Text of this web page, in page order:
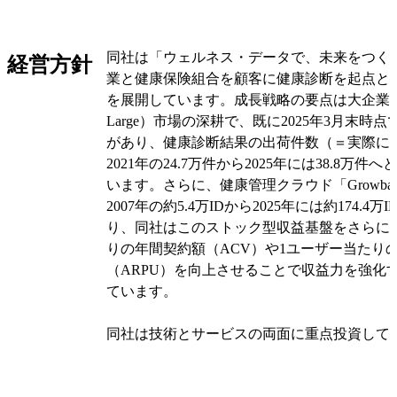
で、取引先は多数に上ります。収益は受診者
じたストック型課金が中心で契約継続率が非
i-Wellnessの年額利用料は約4,300円/ID、
円/IDといった課金モデルを基本に安定収益
す。
事業は大きく健診ソリューション、健康管理
関等支援の三本柱に分かれます。健診ソリュ
の医療機関とのネットワークを通じて予約・
果の標準化・データ化を行い、クラウドは診
チェック、産業医面談の記録を一元管理して
ジュール管理、従業員向けマイページなどの
経営方針
同社は「ウェルネス・データで、未来をつく
業と健康保険組合を顧客に健康診断を起点と
を展開しています。成長戦略の要点は大企業
Large）市場の深耕で、既に2025年3月末時点
があり、健康診断結果の出荷件数（＝実際に
2021年の24.7万件から2025年には38.8万件へ
います。さらに、健康管理クラウド「
2007年の約5.4万IDから2025年には約174.4万
り、同社はこのストック型収益基盤をさらに
りの年間契約額（ACV）や1ユーザー当たり
（ARPU）を向上させることで収益力を強化
ています。
同社は技術とサービスの両面に重点投資して